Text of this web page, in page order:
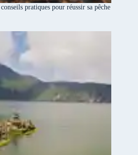
pratiques pour réussir sa pêche